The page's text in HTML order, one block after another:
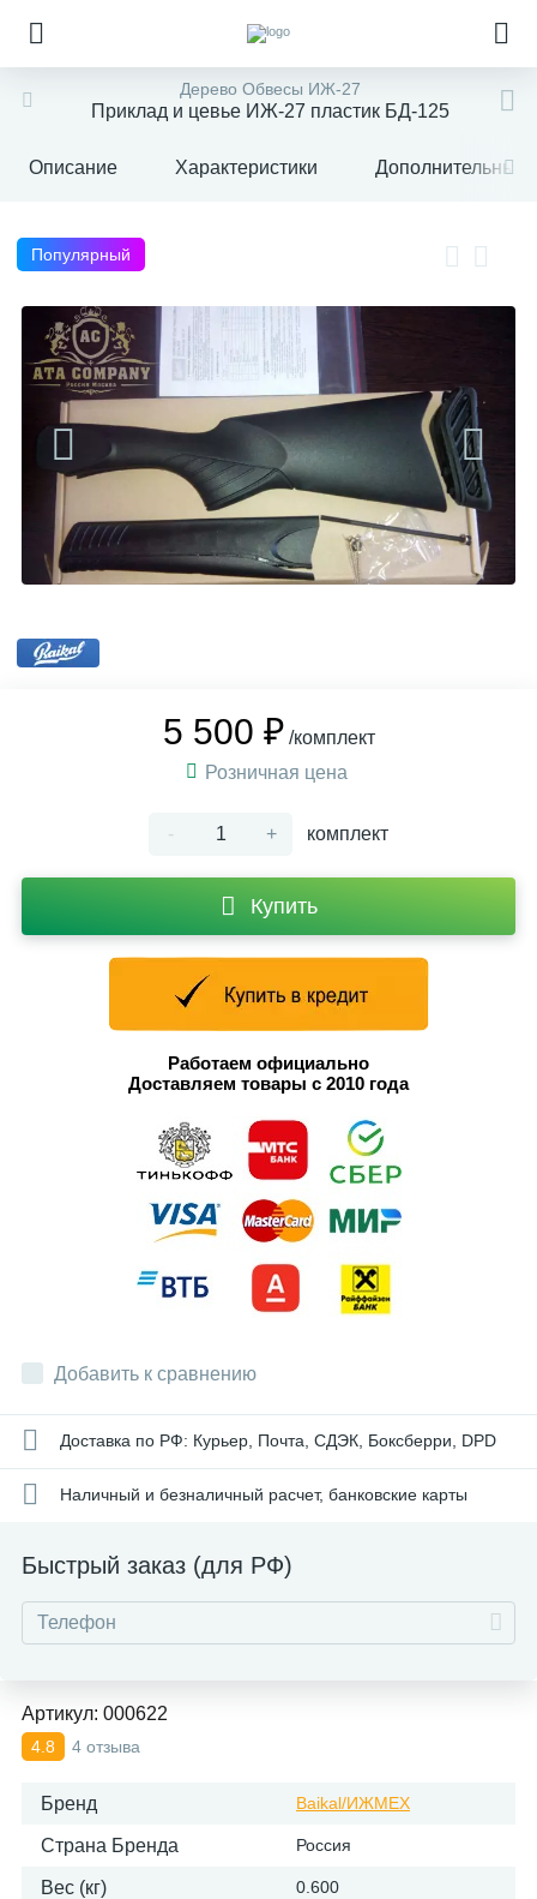
Дерево Обвесы ИЖ-27
Приклад и цевье ИЖ-27 пластик БД-125
Описание Характеристики Дополнительные
Популярный
5 500 ₽ /комплект
Розничная цена
- + комплект
Купить
Работаем официально
Доставляем товары с 2010 года
Добавить к сравнению
Доставка по РФ: Курьер, Почта, СДЭК, Боксберри, DPD
Наличный и безналичный расчет, банковские карты
Быстрый заказ (для РФ)
Артикул: 000622
4.8 4 отзыва
Бренд Baikal/ИЖМЕХ
Страна Бренда Россия
Вес (кг) 0.600